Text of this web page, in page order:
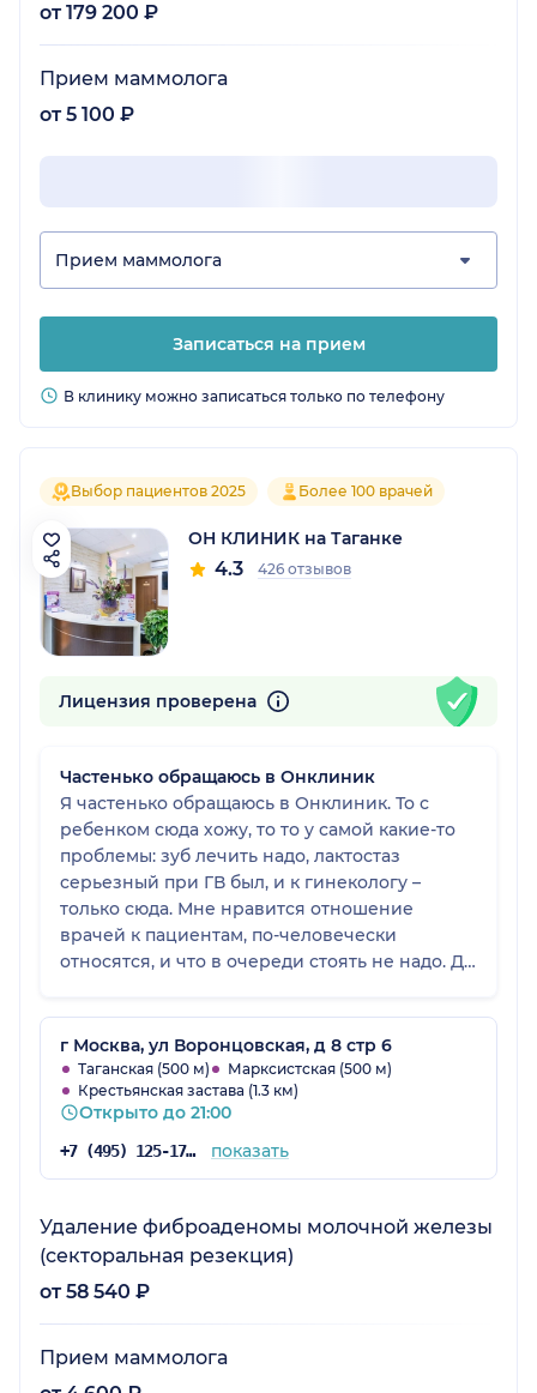
от 179 200 ₽
Прием маммолога
от 5 100 ₽
Прием маммолога
Записаться на прием
В клинику можно записаться только по телефону
Выбор пациентов 2025 Более 100 врачей
ОН КЛИНИК на Таганке
4.3 426 отзывов
Лицензия проверена
Частенько обращаюсь в Онклиник
Я частенько обращаюсь в Онклиник. То с
ребенком сюда хожу, то то у самой какие-то
проблемы: зуб лечить надо, лактостаз
серьезный при ГВ был, и к гинекологу –
только сюда. Мне нравится отношение
врачей к пациентам, по-человечески
относятся, и что в очереди стоять не надо. Да
приятно находиться, хоть и в больнице.
Оборудование у них только новейшее, и все
процедуры можно на месте пройти. И
гигиена на высшем уровне. Ну а что деньги
платить надо, так и в поликлинике платят, это
только на словах у нас бесплатная медицина.
г Москва, ул Воронцовская, д 8 стр 6
Таганская (500 м)
Марксистская (500 м)
Крестьянская застава (1.3 км)
Открыто до 21:00
+7 (495) 125-17-00 показать
Удаление фиброаденомы молочной железы
(секторальная резекция)
от 58 540 ₽
Прием маммолога